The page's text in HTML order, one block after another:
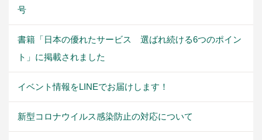
号
書籍「日本の優れたサービス 選ばれ続ける6つのポイン
ト」に掲載されました
イベント情報をLINEでお届けします！
新型コロナウイルス感染防止の対応について